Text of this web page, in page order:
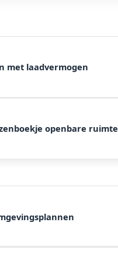
met laadvermogen
openbare ruimte